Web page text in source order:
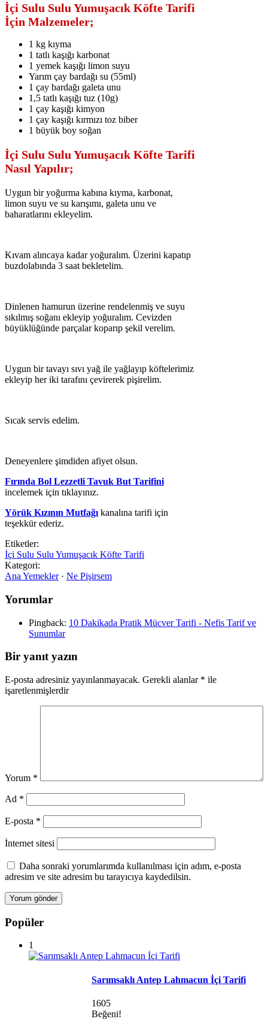
İçi Sulu Sulu Yumuşacık Köfte Tarifi
İçin Malzemeler;
1 kg kıyma
1 tatlı kaşığı karbonat
1 yemek kaşığı limon suyu
Yarım çay bardağı su (55ml)
1 çay bardağı galeta unu
1,5 tatlı kaşığı tuz (10g)
1 çay kaşığı kimyon
1 çay kaşığı kırmızı toz biber
1 büyük boy soğan
İçi Sulu Sulu Yumuşacık Köfte Tarifi
Nasıl Yapılır;
Uygun bir yoğurma kabına kıyma, karbonat,
limon suyu ve su karışımı, galeta unu ve
baharatlarını ekleyelim.
Kıvam alıncaya kadar yoğuralım. Üzerini kapatıp
buzdolabında 3 saat bekletelim.
Dinlenen hamurun üzerine rendelenmiş ve suyu
sıkılmış soğanı ekleyip yoğuralım. Cevizden
büyüklüğünde parçalar koparıp şekil verelim.
Uygun bir tavayı sıvı yağ ile yağlayıp köftelerimiz
ekleyip her iki tarafını çevirerek pişirelim.
Sıcak servis edelim.
Deneyenlere şimdiden afiyet olsun.
Fırında Bol Lezzetli Tavuk But Tarifini
incelemek için tıklayınız.
Yörük Kızının Mutfağı kanalına tarifi için
teşekkür ederiz.
Etiketler:
İçi Sulu Sulu Yumuşacık Köfte Tarifi
Kategori:
Ana Yemekler· Ne Pişirsem
Yorumlar
Pingback: 10 Dakikada Pratik Mücver Tarifi - Nefis Tarif ve
Sunumlar
Bir yanıt yazın
E-posta adresiniz yayınlanmayacak. Gerekli alanlar * ile
işaretlenmişlerdir
Yorum *
Ad *
E-posta *
İnternet sitesi
Daha sonraki yorumlarımda kullanılması için adım, e-posta
adresim ve site adresim bu tarayıcıya kaydedilsin.
Popüler
1
Sarımsaklı Antep Lahmacun İçi Tarifi
1605
Beğeni!